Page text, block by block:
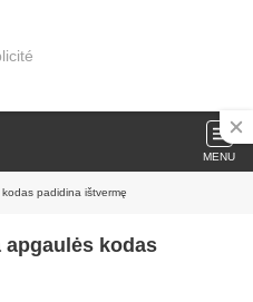
MENU
padidina ištvermę
apgaulės kodas